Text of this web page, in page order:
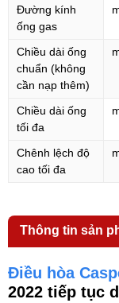
Đường kính
ống gas
Chiều dài ống
chuẩn (không
cần nạp thêm)
Chiều dài ống
tối đa
Chênh lệch độ
cao tối đa
Thông tin sản
Điều hòa
2022 tiếp tục